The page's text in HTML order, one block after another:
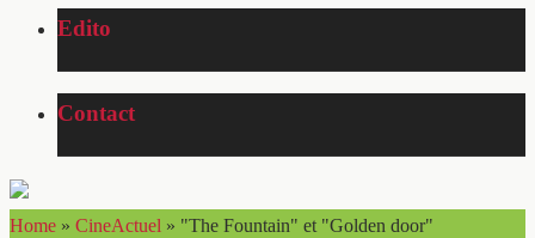
Edito
Contact
Home » CineActuel » "The Fountain" et "Golden door"